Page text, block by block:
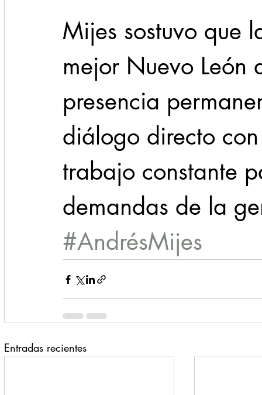
Mijes sostuvo que
mejor Nuevo
presencia
diálogo directo
trabajo constante
demandas de la
#AndrésMijes
Entradas recientes